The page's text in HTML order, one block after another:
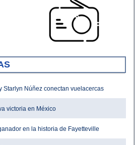
Starlyn Núñez conectan vuelacercas
victoria en México
en la historia de Fayetteville